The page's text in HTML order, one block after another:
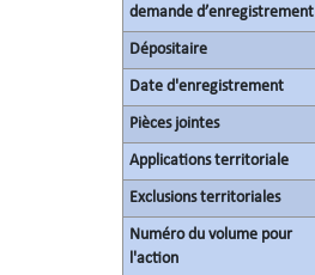
demande d’enregistrement
Dépositaire
Date d'enregistrement
Pièces jointes
Applications territoriale
Exclusions territoriales
Numéro du volume pour
l'action